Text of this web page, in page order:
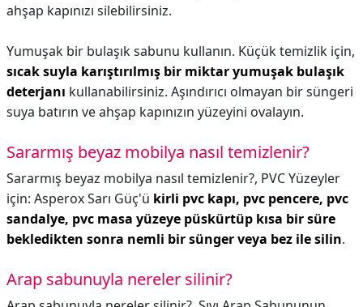
ahşap kapınızı silebilirsiniz.
Yumuşak bir bulaşık sabunu kullanın. Küçük temizlik için,
sıcak suyla karıştırılmış bir miktar yumuşak bulaşık
deterjanı kullanabilirsiniz. Aşındırıcı olmayan bir süngeri
suya batırın ve ahşap kapınızın yüzeyini ovalayın.
Sararmış beyaz mobilya nasıl temizlenir?
Sararmış beyaz mobilya nasıl temizlenir?, PVC Yüzeyler
için: Asperox Sarı Güç'ü kirli pvc kapı, pvc pencere, pvc
sandalye, pvc masa yüzeye püskürtüp kısa bir süre
bekledikten sonra nemli bir sünger veya bez ile silin.
Arap sabunuyla nereler silinir?